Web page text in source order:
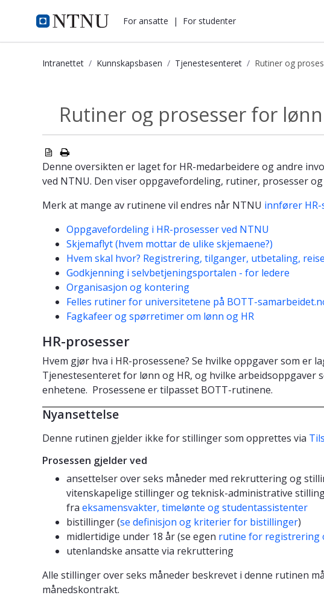
i.ntnu.no For ansatte | For studenter
Intranettet Kunnskapsbasen Tjenestesenteret Rutiner og
Tjenestesenteret
Rutiner og prosesser for
Denne oversikten er laget for HR-medarbeidere og andre
ved NTNU. Den viser oppgavefordeling, rutiner, prosesser og
Merk at mange av rutinene vil endres når NTNU innfører
Oppgavefordeling i HR-prosesser ved NTNU
Skjemaflyt (hvem mottar de ulike skjemaene?)
Hvem skal hvor? Registrering, tilganger, utbetaling,
Godkjenning i selvbetjeningsportalen - for ledere
Organisasjon og kontering
Felles rutiner for universitetene på BOTT-
Fagkafeer og spørretimer om lønn og HR
HR-prosesser
Hvem gjør hva i HR-prosessene? Se hvilke oppgaver som er
Tjenestesenteret for lønn og HR, og hvilke arbeidsoppgaver
enhetene. Prosessene er tilpasset BOTT-rutinene.
Nyansettelse
Denne rutinen gjelder ikke for stillinger som opprettes via
Prosessen gjelder ved
ansettelser over seks måneder med rekruttering og
vitenskapelige stillinger og teknisk-administrative
fra eksamensvakter, timelønte og studentassistenter
bistillinger (se definisjon og kriterier for bistillinger)
midlertidige under 18 år (se egen rutine for registrering
utenlandske ansatte via rekruttering
Alle stillinger over seks måneder beskrevet i denne rutinen
månedskontrakt.